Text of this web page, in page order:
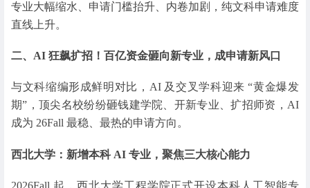
专业大幅缩水、申请门槛抬升、内卷加剧，纯文科申请难度
直线上升。
二、AI 狂飙扩招！百亿资金砸向新专业，成申请新风口
与文科缩编形成鲜明对比，AI 及交叉学科迎来 “黄金爆发
期”，顶尖名校纷纷砸钱建学院、开新专业、扩招师资，AI
成为 26Fall 最稳、最热的申请方向。
西北大学：新增本科 AI 专业，聚焦三大核心能力
2026Fall 起，西北大学工程学院正式开设本科人工智能专